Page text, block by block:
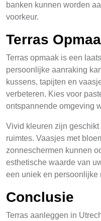
banken kunnen worden
voorkeur.
Terras
Terras opmaak is een
persoonlijke aanraking
kussens, tapijten en
verbeteren. Kies voor
ontspannende omgeving
Vivid kleuren zijn
ruimtes. Vaasjes met
zonneschermen kunnen
esthetische waarde van
een uniek en persoonlijke
Conclusie
Terras aanleggen in